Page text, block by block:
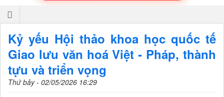
Kỷ yếu Hội thảo khoa học quốc tế
Giao lưu văn hoá Việt - Pháp, thành
tựu và triển vọng
Thứ bảy - 02/05/2026 16:29